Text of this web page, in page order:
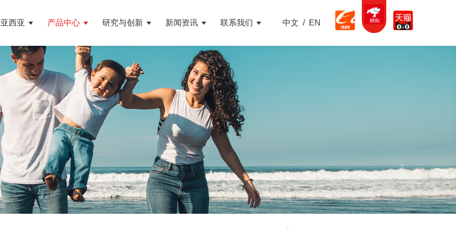
西亚 产品中心 研究与创新 新闻资讯 联系我们 中文 / EN